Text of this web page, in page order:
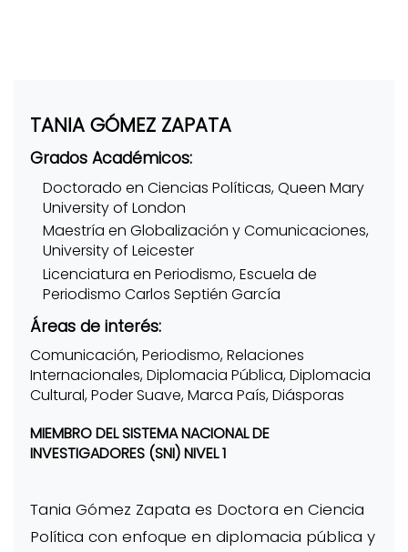
TANIA GÓMEZ ZAPATA
Grados Académicos:
Doctorado en Ciencias Políticas, Queen Mary
University of London
Maestría en Globalización y Comunicaciones,
University of Leicester
Licenciatura en Periodismo, Escuela de
Periodismo Carlos Septién García
Áreas de interés:
Comunicación, Periodismo, Relaciones
Internacionales, Diplomacia Pública, Diplomacia
Cultural, Poder Suave, Marca País, Diásporas
MIEMBRO DEL SISTEMA NACIONAL DE
INVESTIGADORES (SNI) NIVEL 1
Tania Gómez Zapata es Doctora en Ciencia
Política con enfoque en diplomacia pública y